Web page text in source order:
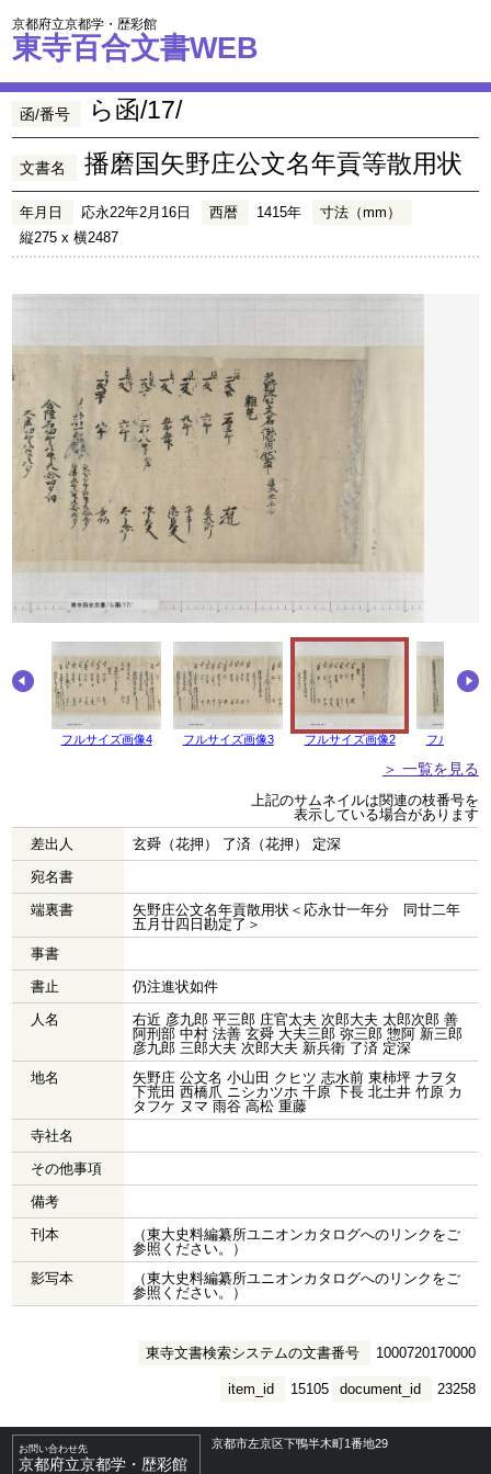
京都府立京都学・歴彩館
東寺百合文書WEB
函/番号 ら函/17/
文書名 播磨国矢野庄公文名年貢等散用状
年月日 応永22年2月16日 西暦 1415年
寸法（mm）
縦275 x 横2487
フルサイズ画像4 フルサイズ画像3 フルサイズ画像2 フルサイズ
＞ 一覧を見る
上記のサムネイルは関連の枝番号を
表示している場合があります
差出人
玄舜（花押） 了済（花押） 定深
宛名書
端裏書
矢野庄公文名年貢散用状＜応永廿一年分 同廿二年
五月廿四日勘定了＞
事書
書止
仍注進状如件
人名
右近 彦九郎 平三郎 庄官太夫 次郎大夫 太郎次郎 善
阿刑部 中村 法善 玄舜 大夫三郎 弥三郎 惣阿 新三郎
彦九郎 三郎大夫 次郎大夫 新兵衛 了済 定深
地名
矢野庄 公文名 小山田 クヒツ 志水前 東柿坪 ナヲタ
下荒田 西橋爪 ニシカツホ 千原 下長 北土井 竹原 カ
タフケ ヌマ 雨谷 高松 重藤
寺社名
その他事項
備考
刊本
（東大史料編纂所ユニオンカタログへのリンクをご
参照ください。）
影写本
（東大史料編纂所ユニオンカタログへのリンクをご
参照ください。）
東寺文書検索システムの文書番号 1000720170000
document_id 23258
item_id 15105
お問い合わせ先
京都府立京都学・歴彩館
京都市左京区下鴨半木町1番地29